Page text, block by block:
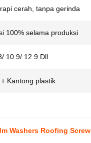
cerah, tanpa gerinda
100% selama produksi
10.9/ 12.9 Dll
Kantong plastik
Washers Roofing Screw